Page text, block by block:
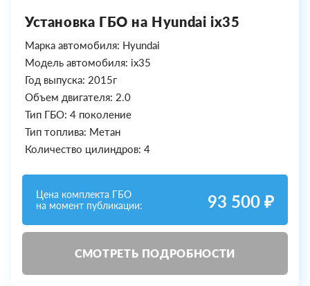
Установка ГБО на Hyundai ix35
Марка автомобиля: Hyundai
Модель автомобиля: ix35
Год выпуска: 2015г
Объем двигателя: 2.0
Тип ГБО: 4 поколение
Тип топлива: Метан
Количество цилиндров: 4
Цена комплекта ГБО
на момент публикации:
93 500 ₽
СМОТРЕТЬ ПОДРОБНОСТИ